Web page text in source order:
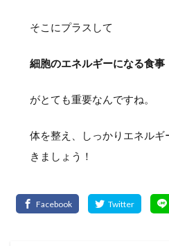
そこにプラスして
細胞のエネルギーになる食事
がとても重要なんですね。
体を整え、しっかりエネル
きましょう！